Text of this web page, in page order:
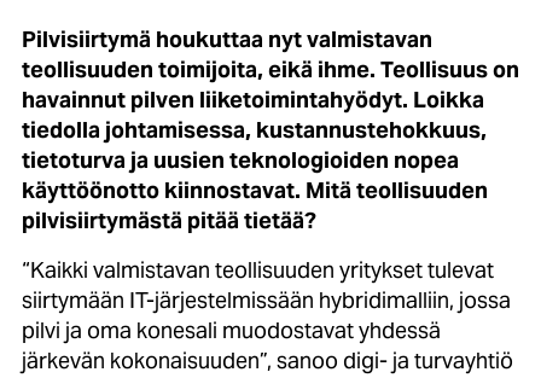
Pilvisiirtymä houkuttaa nyt valmistavan
teollisuuden toimijoita, eikä ihme. Teollisuus on
havainnut pilven liiketoimintahyödyt. Loikka
tiedolla johtamisessa, kustannustehokkuus,
tietoturva ja uusien teknologioiden nopea
käyttöönotto kiinnostavat. Mitä teollisuuden
pilvisiirtymästä pitää tietää?
“Kaikki valmistavan teollisuuden yritykset tulevat
siirtymään IT-järjestelmissään hybridimalliin, jossa
pilvi ja oma konesali muodostavat yhdessä
järkevän kokonaisuuden”, sanoo digi- ja turvayhtiö